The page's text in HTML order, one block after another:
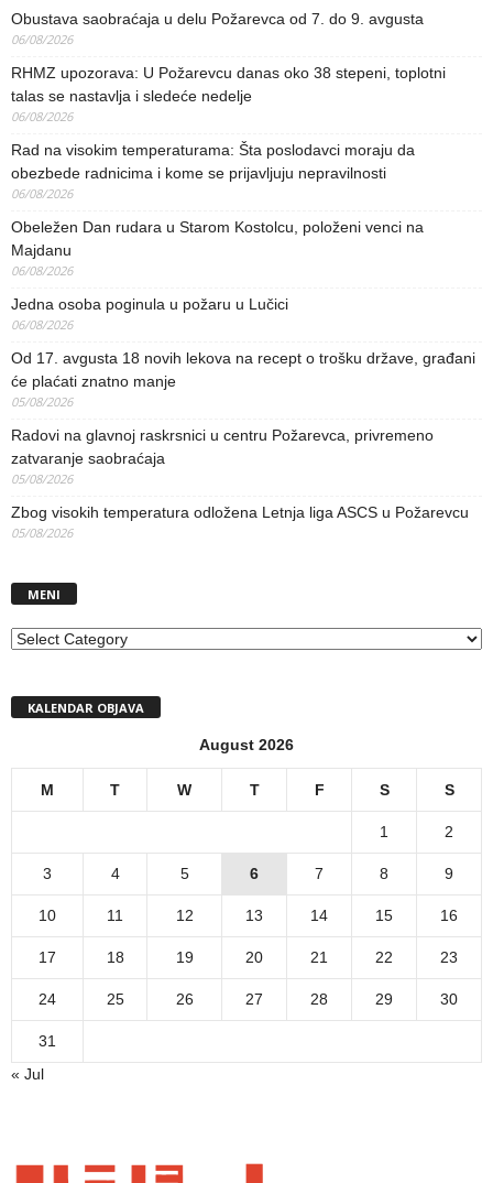
Obustava saobraćaja u delu Požarevca od 7. do 9. avgusta
06/08/2026
RHMZ upozorava: U Požarevcu danas oko 38 stepeni, toplotni
talas se nastavlja i sledeće nedelje
06/08/2026
Rad na visokim temperaturama: Šta poslodavci moraju da
obezbede radnicima i kome se prijavljuju nepravilnosti
06/08/2026
Obeležen Dan rudara u Starom Kostolcu, položeni venci na
Majdanu
06/08/2026
Jedna osoba poginula u požaru u Lučici
06/08/2026
Od 17. avgusta 18 novih lekova na recept o trošku države, građani
će plaćati znatno manje
05/08/2026
Radovi na glavnoj raskrsnici u centru Požarevca, privremeno
zatvaranje saobraćaja
05/08/2026
Zbog visokih temperatura odložena Letnja liga ASCS u Požarevcu
05/08/2026
MENI
MENI
KALENDAR OBJAVA
August 2026
M T W T F S S
1 2
3 4 5 6 7 8 9
10 11 12 13 14 15 16
17 18 19 20 21 22 23
24 25 26 27 28 29 30
31
« Jul